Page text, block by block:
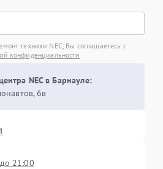
техники NEC, Вы соглашаетесь с
конфиденциальности
NEC в Барнауле:
6в
21:00